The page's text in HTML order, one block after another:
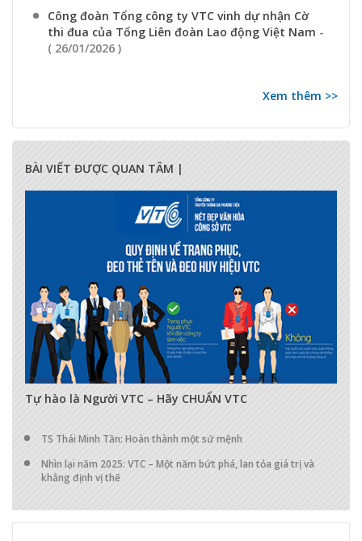
Công đoàn Tổng công ty VTC vinh dự nhận Cờ
thi đua của Tổng Liên đoàn Lao động Việt Nam -
( 26/01/2026 )
Xem thêm >>
BÀI VIẾT ĐƯỢC QUAN TÂM |
Tự hào là Người VTC – Hãy CHUẨN VTC
TS Thái Minh Tần: Hoàn thành một sứ mệnh
Nhìn lại năm 2025: VTC – Một năm bứt phá, lan tỏa giá trị và
khẳng định vị thế